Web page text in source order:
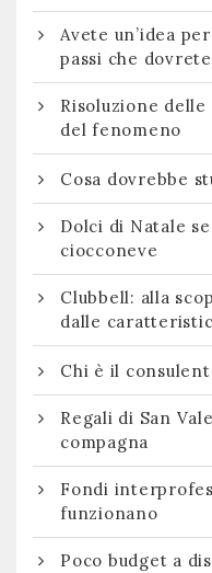
Avete un’idea
passi che
Risoluzione
del fenomeno
Cosa dovrebbe
Dolci di Natale
ciocconeve
Clubbell: alla
dalle
Chi è il
Regali di San
compagna
Fondi
funzionano
Poco budget a